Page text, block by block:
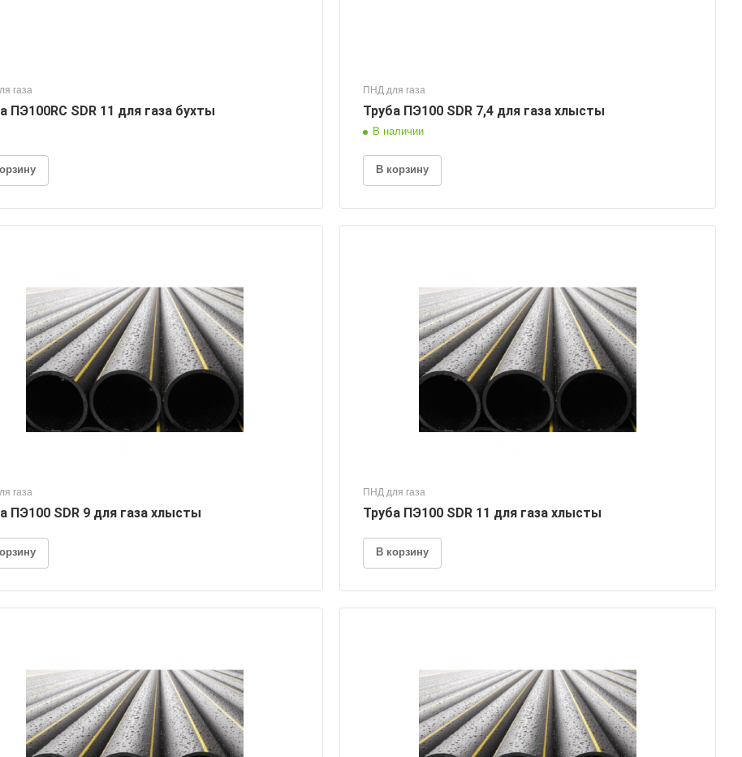
газа
ПЭ100RC SDR 11 для газа бухты
ПНД для газа
Труба ПЭ100 SDR 7,4 для газа хлысты
В наличии
В корзину
газа
ПЭ100 SDR 9 для газа хлысты
ПНД для газа
Труба ПЭ100 SDR 11 для газа хлысты
В корзину